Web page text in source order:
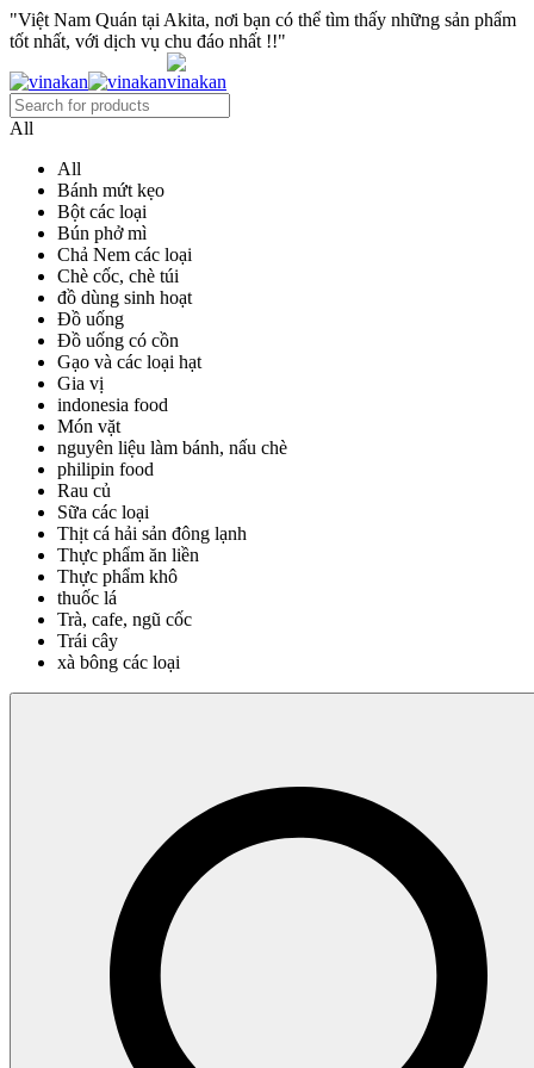
"Việt Nam Quán tại Akita, nơi bạn có thể tìm thấy những sản phẩm
tốt nhất, với dịch vụ chu đáo nhất !!"
All
All
Bánh mứt kẹo
Bột các loại
Bún phở mì
Chả Nem các loại
Chè cốc, chè túi
đồ dùng sinh hoạt
Đồ uống
Đồ uống có cồn
Gạo và các loại hạt
Gia vị
indonesia food
Món vặt
nguyên liệu làm bánh, nấu chè
philipin food
Rau củ
Sữa các loại
Thịt cá hải sản đông lạnh
Thực phẩm ăn liền
Thực phẩm khô
thuốc lá
Trà, cafe, ngũ cốc
Trái cây
xà bông các loại